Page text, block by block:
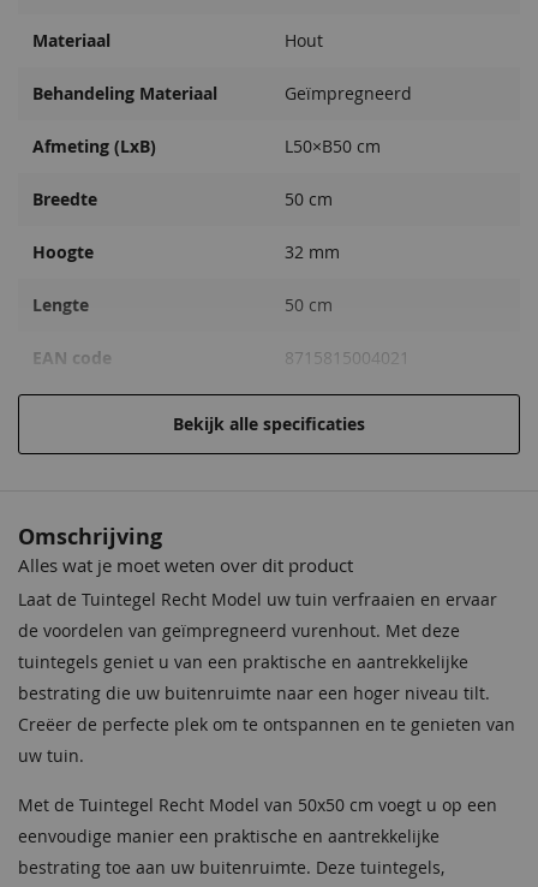
Materiaal Hout
Behandeling Materiaal Geïmpregneerd
Afmeting (LxB) L50×B50 cm
Breedte 50 cm
Hoogte 32 mm
Lengte 50 cm
EAN code 8715815004021
Bekijk alle specificaties
Omschrijving
Alles wat je moet weten over dit product
Laat de Tuintegel Recht Model uw tuin verfraaien en ervaar
de voordelen van geïmpregneerd vurenhout. Met deze
tuintegels geniet u van een praktische en aantrekkelijke
bestrating die uw buitenruimte naar een hoger niveau tilt.
Creëer de perfecte plek om te ontspannen en te genieten van
uw tuin.
Met de Tuintegel Recht Model van 50x50 cm voegt u op een
eenvoudige manier een praktische en aantrekkelijke
bestrating toe aan uw buitenruimte. Deze tuintegels,